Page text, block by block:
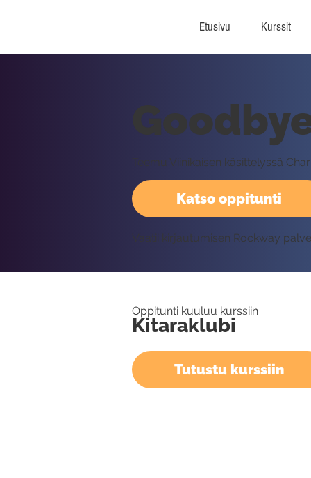
Etusivu Kurssit
Katso oppitunti
Teemu Viinikaisen käsittelyssä
Vaatii kirjautumisen Rockway
Oppitunti kuuluu kurssiin
Kitaraklubi
Tutustu kurssiin